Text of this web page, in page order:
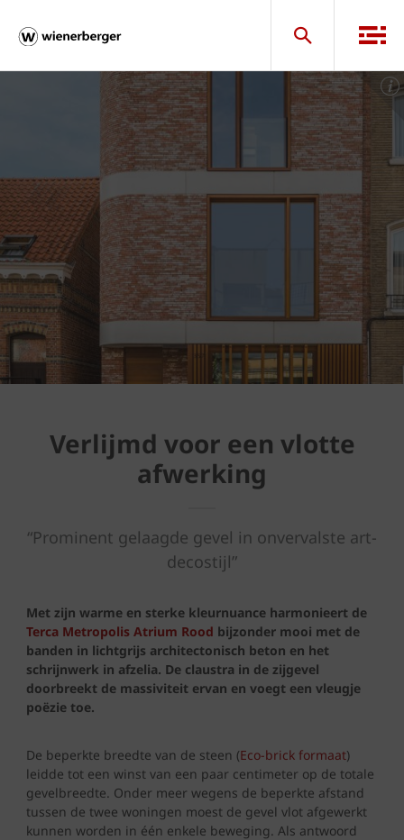
Verlijmd voor een vlotte
afwerking
“Prominent gelaagde gevel in onvervalste art-
decostijl”
Met zijn warme en sterke kleurnuance harmonieert de
Terca Metropolis Atrium Rood bijzonder mooi met de
banden in lichtgrijs architectonisch beton en het
schrijnwerk in afzelia. De claustra in de zijgevel
doorbreekt de massiviteit ervan en voegt een vleugje
poëzie toe.
De beperkte breedte van de steen (Eco-brick formaat)
leidde tot een winst van een paar centimeter op de totale
gevelbreedte. Onder meer wegens de beperkte afstand
tussen de twee woningen moest de gevel vlot afgewerkt
kunnen worden in één enkele beweging. Als antwoord